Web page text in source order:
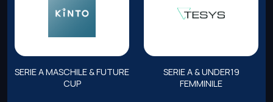
SERIE A MASCHILE & FUTURE
CUP
SERIE A & UNDER19
FEMMINILE